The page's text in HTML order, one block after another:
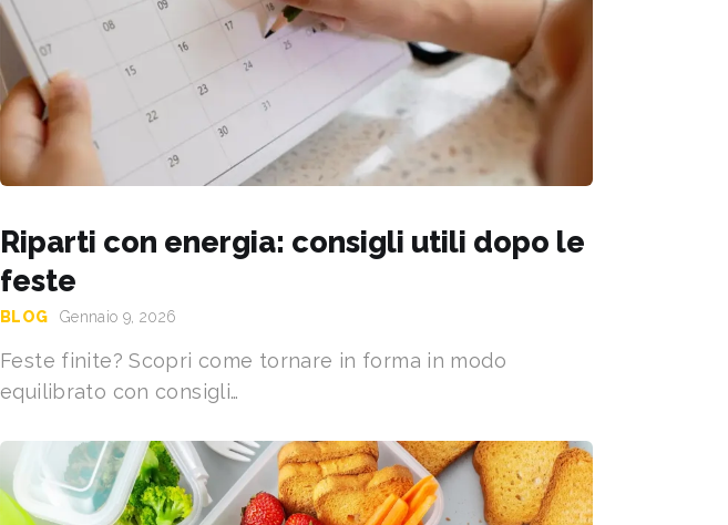
Riparti con energia: consigli utili dopo le
feste
BLOG Gennaio 9, 2026
Feste finite? Scopri come tornare in forma in modo
equilibrato con consigli…